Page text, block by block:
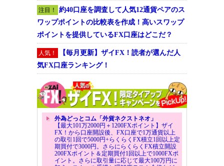
注目！
約40口座を調査して人気12通貨ペアのス
ワップポイントの比較表を作成！高いスワップ
ポイントを提供しているFX口座はどこだ？
人気！
【毎月更新】ザイFX！読者が選んだ人
気FX口座ランキング！
外為どっとコム「外貨ネクストネオ」
【最大101万2000円＋1200FXポイント】ザイ
FX！から口座開設後、FX口座で1万通貨以上
の取引1回で5000円+らくらくFX積立1回以上定
期買付で3000円。さらにらくらくFX積立開設
200FXポイント＆定期買付1回以上で1000FXポ
イント。さらに取引量に応じて最大100万円に